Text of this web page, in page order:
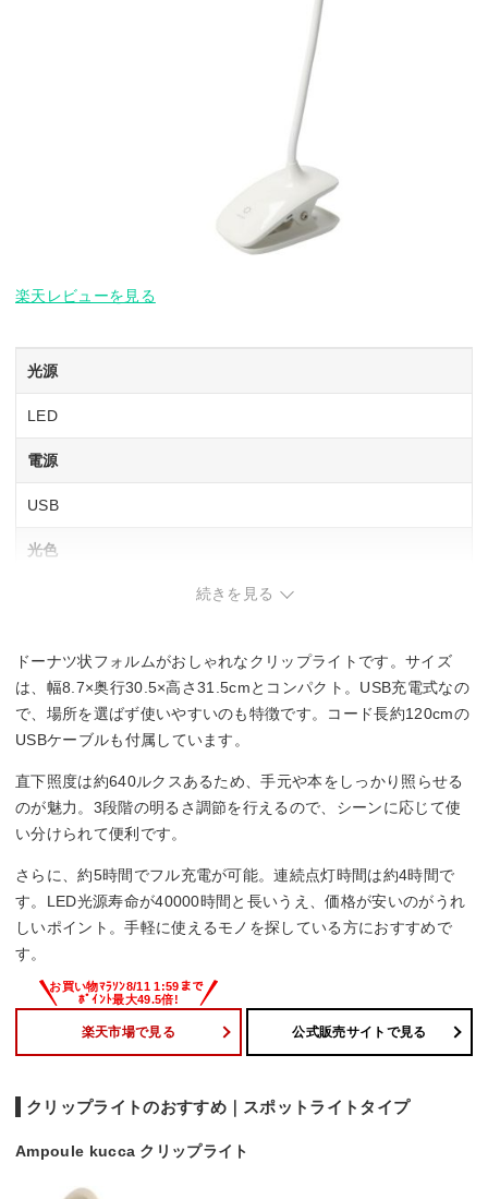
楽天レビューを見る
光源
LED
電源
USB
光色
120 lm
調光機能
3段階
消費電力
続きを見る
ドーナツ状フォルムがおしゃれなクリップライトです。サイズ
は、幅8.7×奥行30.5×高さ31.5cmとコンパクト。USB充電式なの
で、場所を選ばず使いやすいのも特徴です。コード長約120cmの
USBケーブルも付属しています。
直下照度は約640ルクスあるため、手元や本をしっかり照らせる
のが魅力。3段階の明るさ調節を行えるので、シーンに応じて使
い分けられて便利です。
さらに、約5時間でフル充電が可能。連続点灯時間は約4時間で
す。LED光源寿命が40000時間と長いうえ、価格が安いのがうれ
しいポイント。手軽に使えるモノを探している方におすすめで
す。
楽天市場で見る 公式販売サイトで見る
クリップライトのおすすめ｜スポットライトタイプ
Ampoule kucca クリップライト